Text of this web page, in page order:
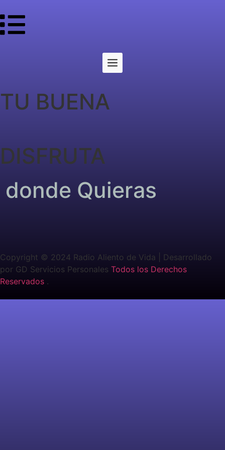
TU BUENA
DISFRUTA
donde Quieras
Copyright © 2024 Radio Aliento de Vida | Desarrollado
por GD Servicios Personales Todos los Derechos
Reservados .